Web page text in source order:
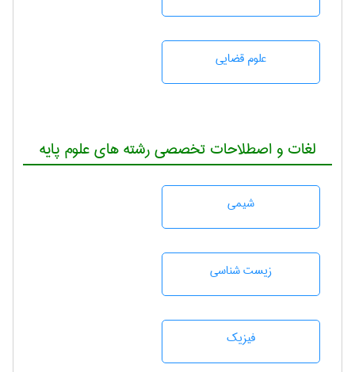
علوم قضایی
لغات و اصطلاحات تخصصی رشته های علوم پایه
شيمی
زيست شناسی
فیزیک